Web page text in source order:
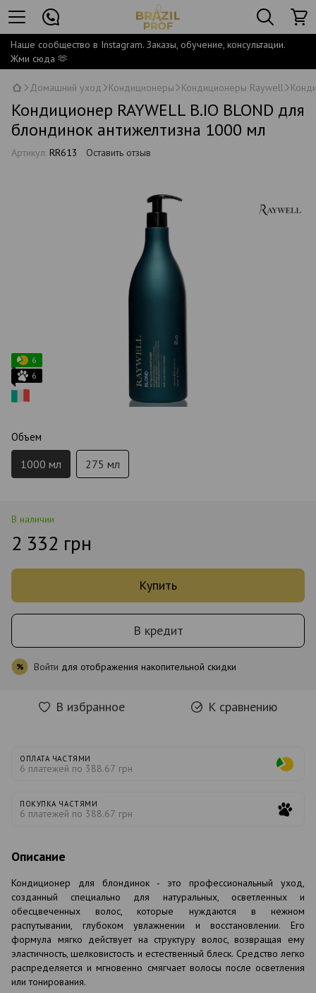
Наше сообщество в Instagram. Заказы, обучение, консультации.
Жми сюда 🫶
Домашний уход Кондиционеры Кондиционеры Raywell
Кондиционер RAYWELL B.IO BLOND для
блондинок антижелтизна 1000 мл
Артикул: RR613 Оставить отзыв
6
6
Объем
1000 мл 275 мл
В наличии
2 332 грн
Купить
В кредит
% Войти для отображения накопительной скидки
В избранное К сравнению
ОПЛАТА ЧАСТЯМИ
6 платежей по 388.67 грн
ПОКУПКА ЧАСТЯМИ
6 платежей по 388.67 грн
Описание
Кондиционер для блондинок - это профессиональный уход,
созданный специально для натуральных, осветленных и
обесцвеченных волос, которые нуждаются в нежном
распутывании, глубоком увлажнении и восстановлении. Его
формула мягко действует на структуру волос, возвращая ему
эластичность, шелковистость и естественный блеск. Средство легко
распределяется и мгновенно смягчает волосы после осветления
или тонирования.